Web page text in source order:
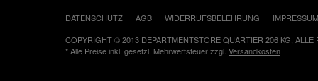
DATENSCHUTZ AGB WIDERRUFSBELEHRUNG
IMPRESSUM
COPYRIGHT © 2013 DEPARTMENTSTORE QUARTIER 206 KG, ALLE
* Alle Preise inkl. gesetzl. Mehrwertsteuer zzgl. Versandkosten